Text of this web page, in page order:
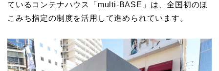
ているコンテナハウス「multi-BASE」は、全国初のほ
こみち指定の制度を活用して進められています。